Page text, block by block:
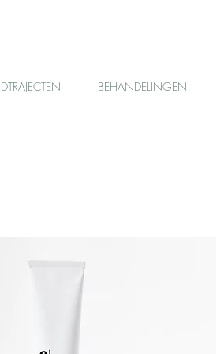
BEHANDELINGEN